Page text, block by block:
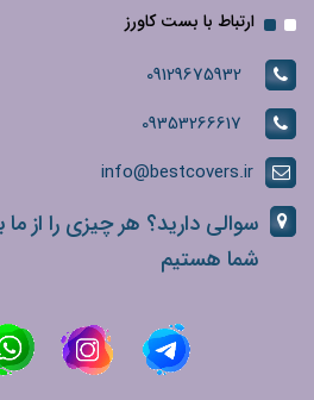
ارتباط با بست کاورز
09129675932
09353266617
info@bestcovers.ir
سوالی دارید؟ هر چیزی را از
شما هستیم